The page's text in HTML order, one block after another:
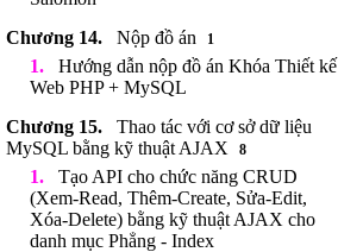
Nộp đồ án
1
Hướng dẫn nộp đồ án Khóa Thiết kế
Web PHP + MySQL
Thao tác với cơ sở dữ liệu
MySQL bằng kỹ thuật AJAX
8
Tạo API cho chức năng CRUD
(Xem-Read, Thêm-Create, Sửa-Edit,
Xóa-Delete) bằng kỹ thuật AJAX cho
danh mục Phẳng - Index